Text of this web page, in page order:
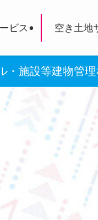
ビス 空き土地
・施設等建物管